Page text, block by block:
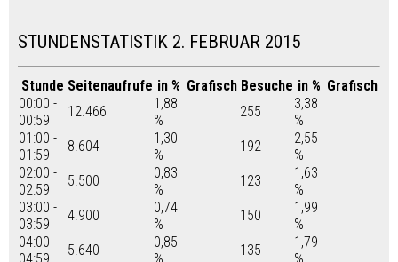
STUNDENSTATISTIK 2. FEBRUAR 2015
Stunde Seitenaufrufe in % Grafisch Besuche in % Grafisch
00:00 -
00:59
12.466
1,88
%
255
3,38
%
01:00 -
01:59
8.604
1,30
%
192
2,55
%
02:00 -
02:59
5.500
0,83
%
123
1,63
%
03:00 -
03:59
4.900
0,74
%
150
1,99
%
04:00 -
5.640
0,85
135
1,79